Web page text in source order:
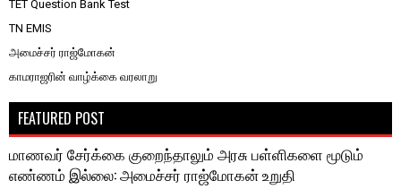
TET Question Bank Test
TN EMIS
அமைச்சர் ராஜ்மோகன்
காமராஜரின் வாழ்க்கை வரலாறு
FEATURED POST
மாணவர் சேர்க்கை குறைந்தாலும் அரசு பள்ளிகளை மூடும்
எண்ணம் இல்லை: அமைச்சர் ராஜ்மோகன் உறுதி